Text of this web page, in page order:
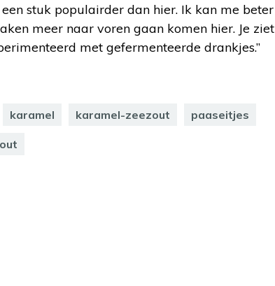
stuk populairder dan hier. Ik kan me beter
meer naar voren gaan komen hier. Je ziet
met gefermenteerde drankjes.”
karamel karamel-zeezout paaseitjes